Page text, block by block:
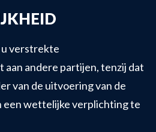
verstrekte
aan andere partijen, tenzij dat
van de uitvoering van de
een wettelijke verplichting te